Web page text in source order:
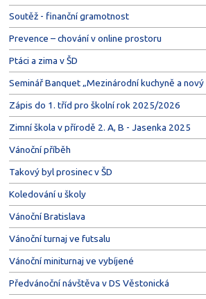
Soutěž - finanční gramotnost
Prevence – chování v online prostoru
Ptáci a zima v ŠD
Seminář Banquet „Mezinárodní kuchyně a
Zápis do 1. tříd pro školní rok 2025/2026
Zimní škola v přírodě 2. A, B - Jasenka 2025
Vánoční příběh
Takový byl prosinec v ŠD
Koledování u školy
Vánoční Bratislava
Vánoční turnaj ve futsalu
Vánoční miniturnaj ve vybíjené
Předvánoční návštěva v DS Věstonická